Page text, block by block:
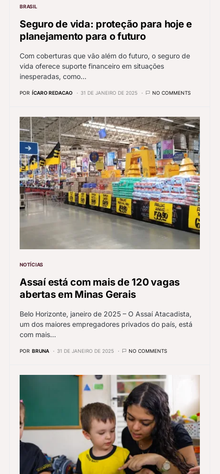
BRASIL
Seguro de vida: proteção para hoje e
planejamento para o futuro
Com coberturas que vão além do futuro, o seguro de
vida oferece suporte financeiro em situações
inesperadas, como…
POR ÍCARO REDACAO 31 DE JANEIRO DE 2025 NO COMMENTS
NOTÍCIAS
Assaí está com mais de 120 vagas
abertas em Minas Gerais
Belo Horizonte, janeiro de 2025 – O Assaí Atacadista,
um dos maiores empregadores privados do país, está
com mais…
POR BRUNA 31 DE JANEIRO DE 2025 NO COMMENTS